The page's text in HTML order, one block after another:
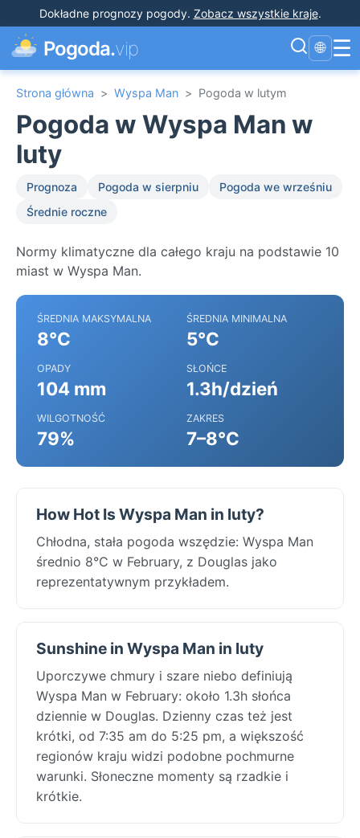
Dokładne prognozy pogody. Zobacz wszystkie kraje.
Pogoda.vip 🌐 ☰
Strona główna > Wyspa Man > Pogoda w lutym
Pogoda w Wyspa Man w
luty
Prognoza Pogoda w sierpniu
Pogoda we wrześniu
Średnie roczne
Normy klimatyczne dla całego kraju na podstawie 10
miast w Wyspa Man.
ŚREDNIA MAKSYMALNA
8°C
ŚREDNIA MINIMALNA
5°C
OPADY
104 mm
SŁOŃCE
1.3h/dzień
WILGOTNOŚĆ
79%
ZAKRES
7–8°C
How Hot Is Wyspa Man in luty?
Chłodna, stała pogoda wszędzie: Wyspa Man
średnio 8°C w February, z Douglas jako
reprezentatywnym przykładem.
Sunshine in Wyspa Man in luty
Uporczywe chmury i szare niebo definiują
Wyspa Man w February: około 1.3h słońca
dziennie w Douglas. Dzienny czas też jest
krótki, od 7:35 am do 5:25 pm, a większość
regionów kraju widzi podobne pochmurne
warunki. Słoneczne momenty są rzadkie i
krótkie.